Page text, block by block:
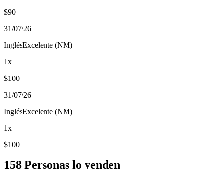
$90
31/07/26
InglésExcelente (NM)
1x
$100
31/07/26
InglésExcelente (NM)
1x
$100
158 Personas lo venden